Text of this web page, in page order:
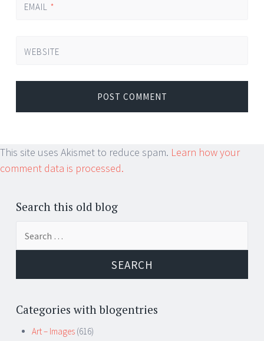
EMAIL *
WEBSITE
This site uses Akismet to reduce spam. Learn how your
comment data is processed.
Search this old blog
Categories with blogentries
Art – Images (616)